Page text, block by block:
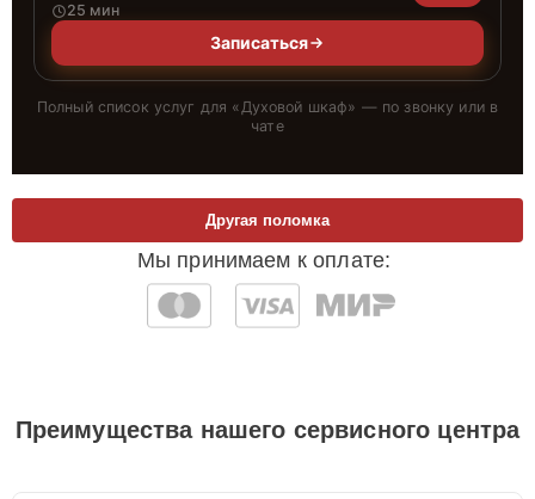
25 мин
Записаться
Полный список услуг для «Духовой шкаф» — по звонку или в
чате
Мы принимаем к оплате:
Другая поломка
Преимущества нашего сервисного центра